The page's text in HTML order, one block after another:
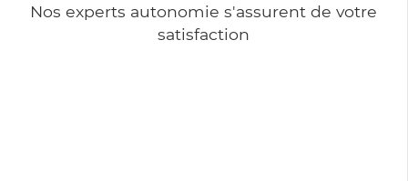
Nos experts autonomie s'assurent de votre
satisfaction